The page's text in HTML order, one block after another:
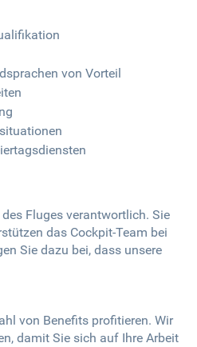
von Vorteil
Fluges verantwortlich. Sie
das Cockpit-Team bei
Sie dazu bei, dass unsere
von Benefits profitieren. Wir
damit Sie sich auf Ihre Arbeit